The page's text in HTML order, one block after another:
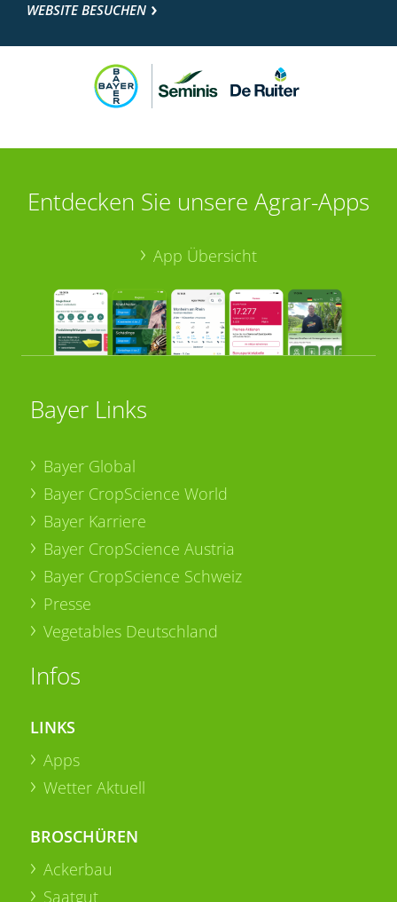
WEBSITE BESUCHEN
Entdecken Sie unsere Agrar-Apps
App Übersicht
Bayer Links
Bayer Global
Bayer CropScience World
Bayer Karriere
Bayer CropScience Austria
Bayer CropScience Schweiz
Presse
Vegetables Deutschland
Infos
LINKS
Apps
Wetter Aktuell
BROSCHÜREN
Ackerbau
Saatgut